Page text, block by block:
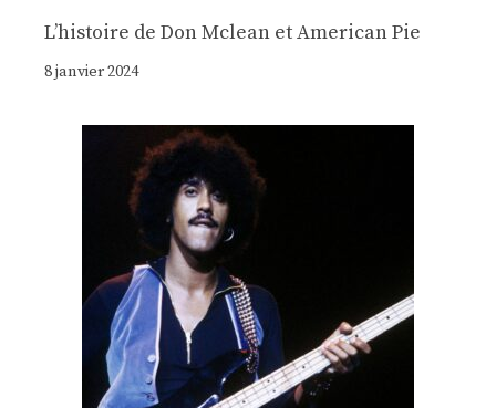
Lʼhistoire de Don Mclean et American Pie
8 janvier 2024